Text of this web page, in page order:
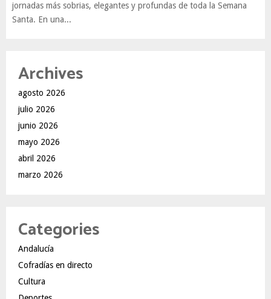
jornadas más sobrias, elegantes y profundas de toda la Semana
Santa. En una...
Archives
agosto 2026
julio 2026
junio 2026
mayo 2026
abril 2026
marzo 2026
Categories
Andalucía
Cofradías en directo
Cultura